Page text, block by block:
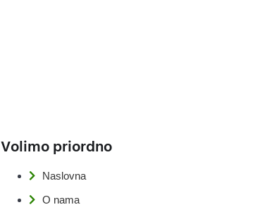
Volimo priordno
Naslovna
O nama